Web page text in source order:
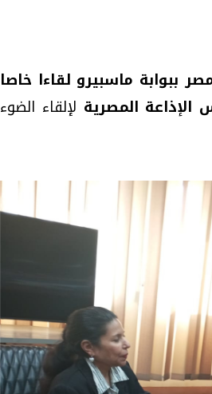
ببوابة ماسبيرو لقاءا خاصا
الإذاعة المصرية لإلقاء الضوء